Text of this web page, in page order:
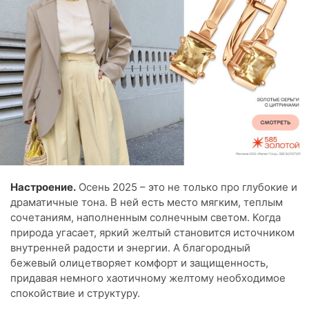
Настроение. Осень 2025 – это не только про глубокие и
драматичные тона. В ней есть место мягким, теплым
сочетаниям, наполненным солнечным светом. Когда
природа угасает, яркий желтый становится источником
внутренней радости и энергии. А благородный
бежевый олицетворяет комфорт и защищенность,
придавая немного хаотичному желтому необходимое
спокойствие и структуру.